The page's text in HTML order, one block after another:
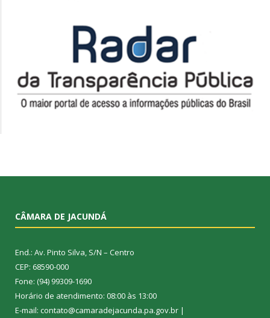
CÂMARA DE JACUNDÁ
End.: Av. Pinto Silva, S/N – Centro
CEP: 68590-000
Fone: (94) 99309-1690
Horário de atendimento: 08:00 às 13:00
E-mail: contato@camaradejacunda.pa.gov.br |